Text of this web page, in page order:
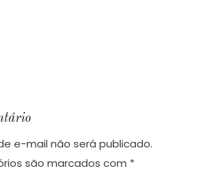
e-mail não será publicado.
são marcados com *